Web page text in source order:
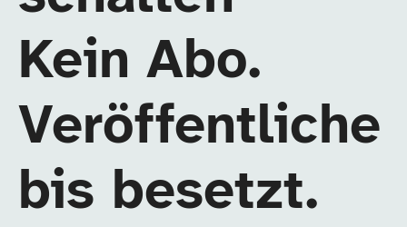
Kein Abo.
Veröffentliche
bis besetzt.